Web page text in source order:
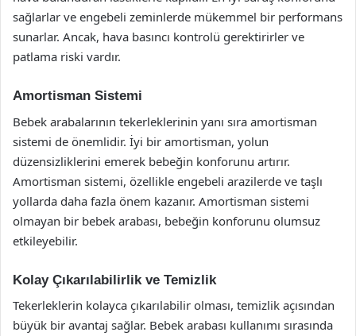
sağlarlar ve engebeli zeminlerde mükemmel bir performans
sunarlar. Ancak, hava basıncı kontrolü gerektirirler ve
patlama riski vardır.
Amortisman Sistemi
Bebek arabalarının tekerleklerinin yanı sıra amortisman
sistemi de önemlidir. İyi bir amortisman, yolun
düzensizliklerini emerek bebeğin konforunu artırır.
Amortisman sistemi, özellikle engebeli arazilerde ve taşlı
yollarda daha fazla önem kazanır. Amortisman sistemi
olmayan bir bebek arabası, bebeğin konforunu olumsuz
etkileyebilir.
Kolay Çıkarılabilirlik ve Temizlik
Tekerleklerin kolayca çıkarılabilir olması, temizlik açısından
büyük bir avantaj sağlar. Bebek arabası kullanımı sırasında